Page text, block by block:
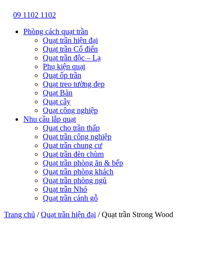
09 1102 1102
Phòng cách quạt trần
Quạt trần hiện đại
Quạt trần Cổ điển
Quạt trần độc – Lạ
Phụ kiện quạt
Quạt ốp trần
Quạt treo tường đẹp
Quạt Bàn
Quạt cây
Quạt công nghiệp
Nhu cầu lắp quạt
Quạt cho trần thấp
Quạt trần công nghiệp
Quạt trần chung cư
Quạt trần đèn chùm
Quạt trần phòng ăn & bếp
Quạt trần phòng khách
Quạt trần phòng ngủ
Quạt trần Nhỏ
Quạt trần cánh gỗ
Trang chủ /Quạt trần hiện đại /Quạt trần Strong Wood